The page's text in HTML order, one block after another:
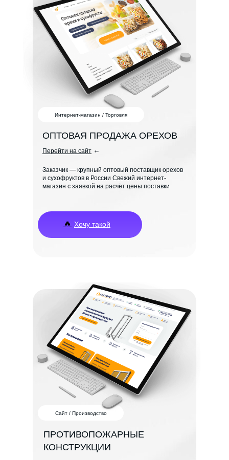
ОПТОВАЯ ПРОДАЖА ОРЕХОВ
Заказчик — крупный оптовый поставщик орехов
и сухофруктов в России Свежий интернет-
магазин с заявкой на расчёт цены поставки
Интернет-магазин / Торговля
🔥 Хочу такой
Перейти на сайт
ПРОТИВОПОЖАРНЫЕ
КОНСТРУКЦИИ
Сайт / Производство